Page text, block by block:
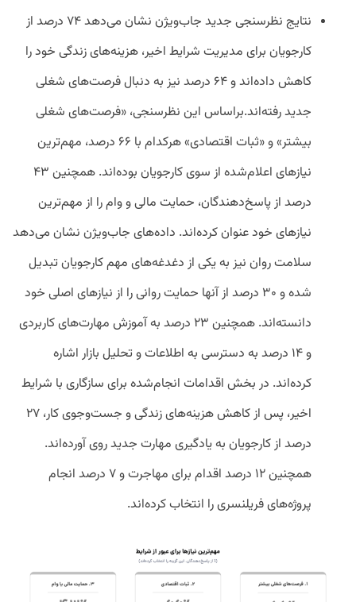
نتایج نظرسنجی جدید جاب‌ویژن نشان می‌دهد ۷۴ درصد از
کارجویان برای مدیریت شرایط اخیر، هزینه‌های زندگی خود را
کاهش داده‌اند و ۶۴ درصد نیز به دنبال فرصت‌های شغلی
جدید رفته‌اند.براساس این نظرسنجی، «فرصت‌های شغلی
بیشتر» و «ثبات اقتصادی» هرکدام با ۶۶ درصد، مهم‌ترین
نیازهای اعلام‌شده از سوی کارجویان بوده‌اند. همچنین ۴۳
درصد از پاسخ‌دهندگان، حمایت مالی و وام را از مهم‌ترین
نیازهای خود عنوان کرده‌اند. داده‌های جاب‌ویژن نشان می‌دهد
سلامت روان نیز به یکی از دغدغه‌های مهم کارجویان تبدیل
شده و ۳۰ درصد از آنها حمایت روانی را از نیازهای اصلی خود
دانسته‌اند. همچنین ۲۳ درصد به آموزش مهارت‌های کاربردی
و ۱۴ درصد به دسترسی به اطلاعات و تحلیل بازار اشاره
کرده‌اند. در بخش اقدامات انجام‌شده برای سازگاری با شرایط
اخیر، پس از کاهش هزینه‌های زندگی و جست‌وجوی کار، ۲۷
درصد از کارجویان به یادگیری مهارت جدید روی آورده‌اند.
همچنین ۱۲ درصد اقدام برای مهاجرت و ۷ درصد انجام
پروژه‌های فریلنسری را انتخاب کرده‌اند.